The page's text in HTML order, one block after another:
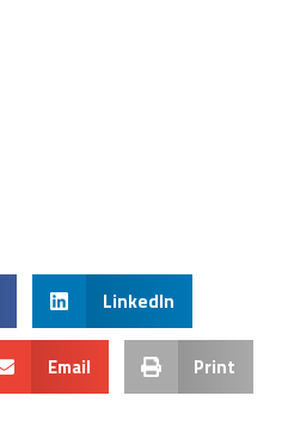
LinkedIn
Email Print